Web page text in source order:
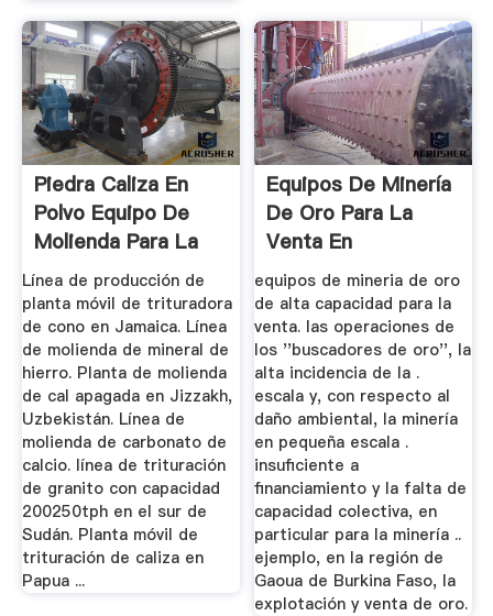
Piedra Caliza En
Polvo Equipo De
Molienda Para La
Venta
Línea de producción de
planta móvil de trituradora
de cono en Jamaica. Línea
de molienda de mineral de
hierro. Planta de molienda
de cal apagada en Jizzakh,
Uzbekistán. Línea de
molienda de carbonato de
calcio. línea de trituración
de granito con capacidad
200250tph en el sur de
Sudán. Planta móvil de
trituración de caliza en
Papua ...
Equipos De Minería
De Oro Para La
Venta En
equipos de mineria de oro
de alta capacidad para la
venta. las operaciones de
los ''buscadores de oro'', la
alta incidencia de la .
escala y, con respecto al
daño ambiental, la minería
en pequeña escala .
insuficiente a
financiamiento y la falta de
capacidad colectiva, en
particular para la minería ..
ejemplo, en la región de
Gaoua de Burkina Faso, la
explotación y venta de oro.